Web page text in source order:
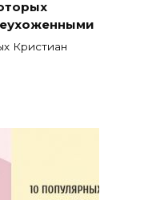
Кристиан